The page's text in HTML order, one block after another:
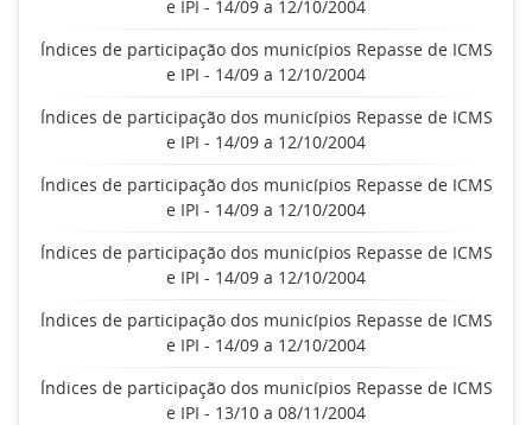
e IPI - 14/09 a 12/10/2004
Índices de participação dos municípios Repasse de ICMS
e IPI - 14/09 a 12/10/2004
Índices de participação dos municípios Repasse de ICMS
e IPI - 14/09 a 12/10/2004
Índices de participação dos municípios Repasse de ICMS
e IPI - 14/09 a 12/10/2004
Índices de participação dos municípios Repasse de ICMS
e IPI - 14/09 a 12/10/2004
Índices de participação dos municípios Repasse de ICMS
e IPI - 14/09 a 12/10/2004
Índices de participação dos municípios Repasse de ICMS
e IPI - 13/10 a 08/11/2004